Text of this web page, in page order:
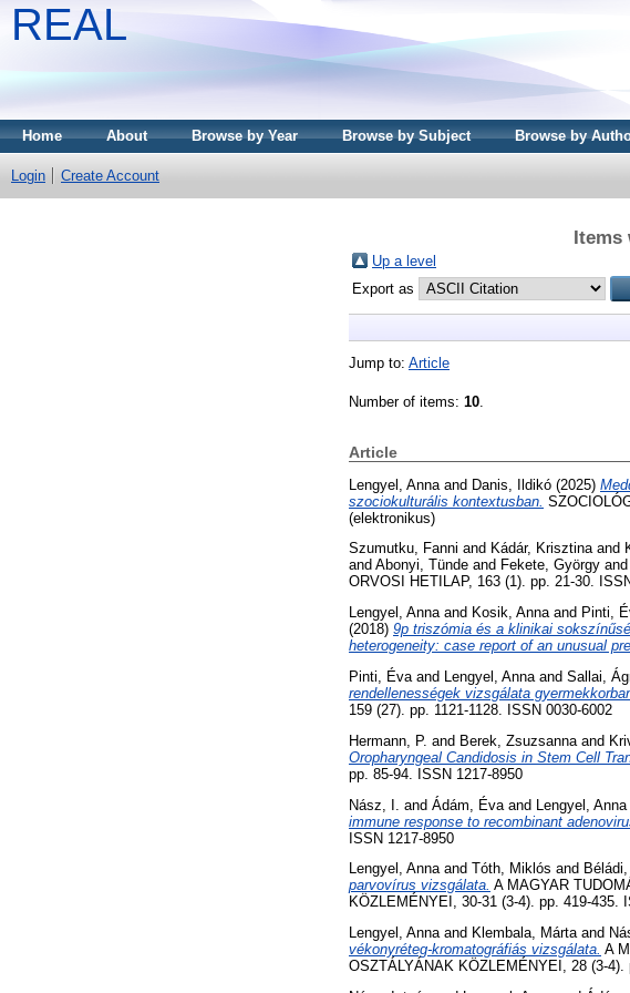
REAL
Home About Browse by Year Browse by Subject Browse by
Login Create Account
Items
Up a level
Export as
Jump to: Article
Number of items: 10
Article
Lengyel, Anna and Danis, Ildikó (2025)
szociokulturális kontextusban.
(elektronikus)
Szumutku, Fanni and Kádár, Krisztinaand
and Abonyi, Tünde and Fekete, György and
ORVOSI HETILAP, 163 (1). pp. 21-30.
Lengyel, Annaand Kosik, Annaand Pinti,
(2018) 9p triszómia és a klinikai
heterogeneity: case report of an unusual
Pinti, Éva and Lengyel, Anna and Sallai,
rendellenességek vizsgálata
159 (27). pp. 1121-1128. ISSN 0030-6002
Hermann, P. and Berek, Zsuzsanna and
Oropharyngeal Candidosis in Stem Cell
pp. 85-94. ISSN 1217-8950
Nász, I. and Ádám, Éva and Lengyel, Anna
immune response to recombinant
ISSN 1217-8950
Lengyel, Annaand Tóth, Miklós and
parvovírus vizsgálata. A MAGYAR
KÖZLEMÉNYEI, 30-31 (3-4). pp. 419-435.
Lengyel, Annaand Klembala, Mártaand
vékonyréteg-kromatográfiás vizsgálata. A
OSZTÁLYÁNAK KÖZLEMÉNYEI, 28 (3-4).